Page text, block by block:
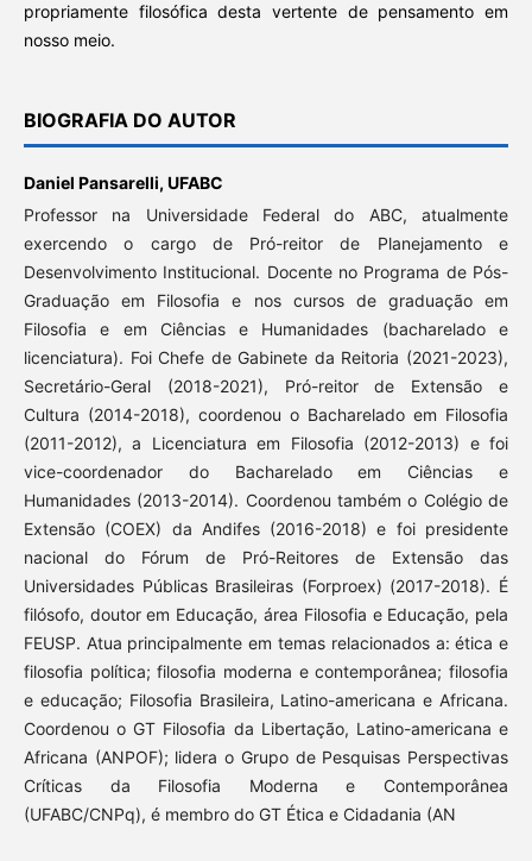
propriamente filosófica desta vertente de pensamento em
nosso meio.
BIOGRAFIA DO AUTOR
Daniel Pansarelli, UFABC
Professor na Universidade Federal do ABC, atualmente
exercendo o cargo de Pró-reitor de Planejamento e
Desenvolvimento Institucional. Docente no Programa de Pós-
Graduação em Filosofia e nos cursos de graduação em
Filosofia e em Ciências e Humanidades (bacharelado e
licenciatura). Foi Chefe de Gabinete da Reitoria (2021-2023),
Secretário-Geral (2018-2021), Pró-reitor de Extensão e
Cultura (2014-2018), coordenou o Bacharelado em Filosofia
(2011-2012), a Licenciatura em Filosofia (2012-2013) e foi
vice-coordenador do Bacharelado em Ciências e
Humanidades (2013-2014). Coordenou também o Colégio de
Extensão (COEX) da Andifes (2016-2018) e foi presidente
nacional do Fórum de Pró-Reitores de Extensão das
Universidades Públicas Brasileiras (Forproex) (2017-2018). É
filósofo, doutor em Educação, área Filosofia e Educação, pela
FEUSP. Atua principalmente em temas relacionados a: ética e
filosofia política; filosofia moderna e contemporânea; filosofia
e educação; Filosofia Brasileira, Latino-americana e Africana.
Coordenou o GT Filosofia da Libertação, Latino-americana e
Africana (ANPOF); lidera o Grupo de Pesquisas Perspectivas
Críticas da Filosofia Moderna e Contemporânea
(UFABC/CNPq), é membro do GT Ética e Cidadania (AN